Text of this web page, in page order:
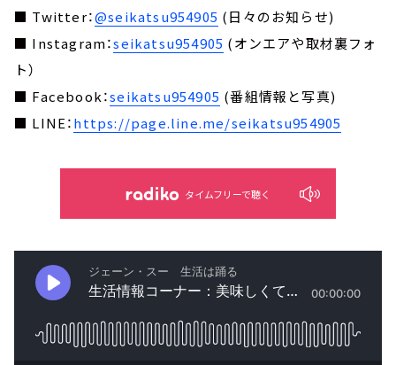
■ Twitter：@seikatsu954905 (日々のお知らせ)
■ Instagram：seikatsu954905 (オンエアや取材裏フォ
ト）
■ Facebook：seikatsu954905 (番組情報と写真)
■ LINE：https://page.line.me/seikatsu954905
タイムフリーで聴く